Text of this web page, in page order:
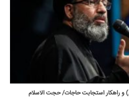
و راهکار استجابت حاجات/ حجت الاسلام